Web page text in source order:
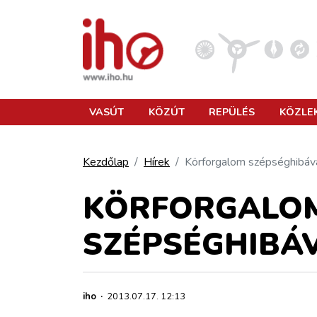
KÖZLEKEDÉSFEJLESZTÉS
ELLÁTÁSI LÁNC
VASÚT KÖZÚT REPÜLÉS
Kezdőlap Hírek Körforgalom
iho · 2013.07.17. 12:13